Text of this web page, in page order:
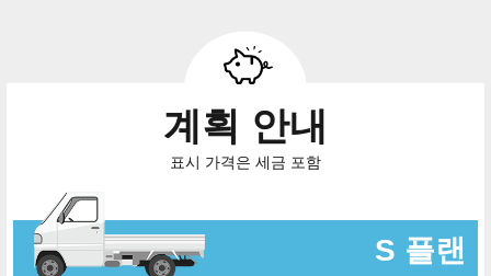
계획 안내
표시 가격은 세금 포함
S 플랜